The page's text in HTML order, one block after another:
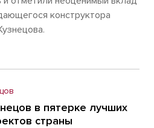
конструктора
в пятерке лучших
страны